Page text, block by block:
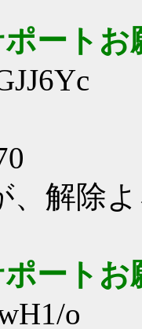
ポート
、解除
ポート
o